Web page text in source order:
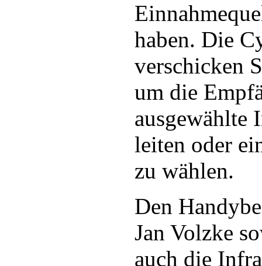
haben. Die
verschicken
um die
ausgewählte
leiten oder
zu wählen.
Den
Jan Volzke
auch die